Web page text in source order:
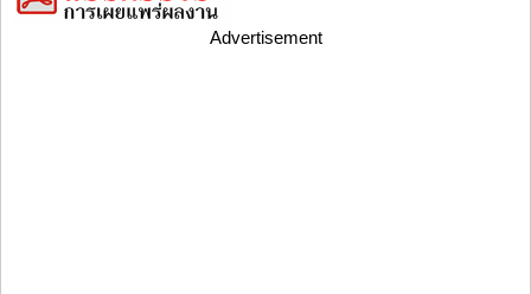
Advertisement